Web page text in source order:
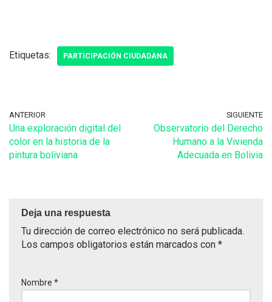
Etiquetas: PARTICIPACIÓN CIUDADANA
ANTERIOR
Una exploración digital del
color en la historia de la
pintura boliviana
SIGUIENTE
Observatorio del Derecho
Humano a la Vivienda
Adecuada en Bolivia
Deja una respuesta
Tu dirección de correo electrónico no será publicada.
Los campos obligatorios están marcados con *
Nombre *